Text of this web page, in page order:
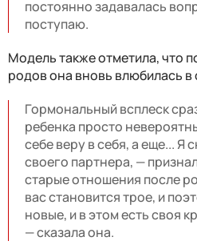
постоянно задавалась
поступаю.
Модель также отметила, что
родов она вновь влюбилась в
Гормональный всплеск
ребенка просто
себе веру в себя, а еще... Я
своего партнера, —
старые отношения после
вас становится трое, и
новые, и в этом есть своя
— сказала она.